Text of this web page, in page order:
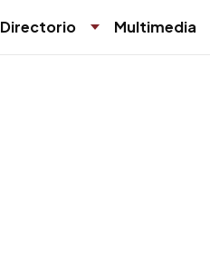
Directorio Multimedia